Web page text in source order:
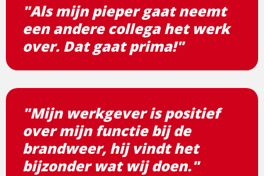
"Als mijn pieper gaat neemt
een andere collega het werk
over. Dat gaat prima!"
"Mijn werkgever is positief
over mijn functie bij de
brandweer, hij vindt het
bijzonder wat wij doen."